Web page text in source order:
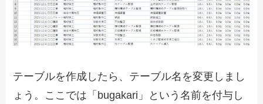
テーブルを作成したら、テーブル名を変更しまし
ょう。ここでは「bugakari」という名前を付与し